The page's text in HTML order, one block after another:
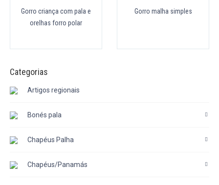
Gorro criança com pala e
orelhas forro polar
Gorro malha simples
Categorias
Artigos regionais
Bonés pala
Chapéus Palha
Chapéus/Panamás